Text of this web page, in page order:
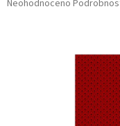
Průměrné
Neohodnoceno